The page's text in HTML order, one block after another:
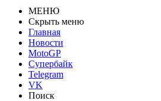
МЕНЮ
Скрыть меню
Главная
Новости
MotoGP
Супербайк
Telegram
VK
Поиск